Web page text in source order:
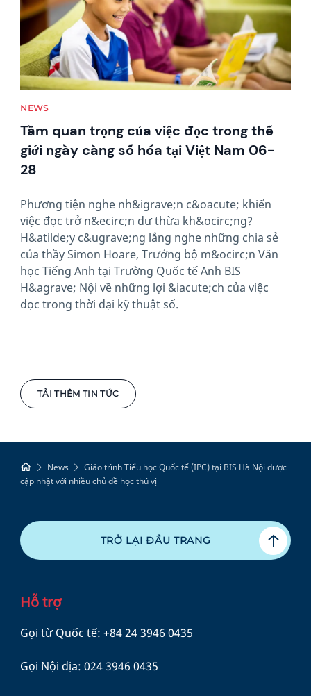
TẢI THÊM TIN TỨC
NEWS
Tầm quan trọng của việc đọc trong thế
giới ngày càng số hóa tại Việt Nam 06-
28
Phương tiện nghe nh&igrave;n c&oacute; khiến
việc đọc trở n&ecirc;n dư thừa kh&ocirc;ng?
H&atilde;y c&ugrave;ng lắng nghe những chia sẻ
của thầy Simon Hoare, Trưởng bộ m&ocirc;n Văn
học Tiếng Anh tại Trường Quốc tế Anh BIS
H&agrave; Nội về những lợi &iacute;ch của việc
đọc trong thời đại kỹ thuật số.
News
Giáo trình Tiểu học Quốc tế (IPC) tại BIS Hà Nội được
cập nhật với nhiều chủ đề học thú vị
TRỞ LẠI ĐẦU TRANG
Hỗ trợ
Gọi từ Quốc tế:+84 24 3946 0435
Gọi Nội địa:024 3946 0435